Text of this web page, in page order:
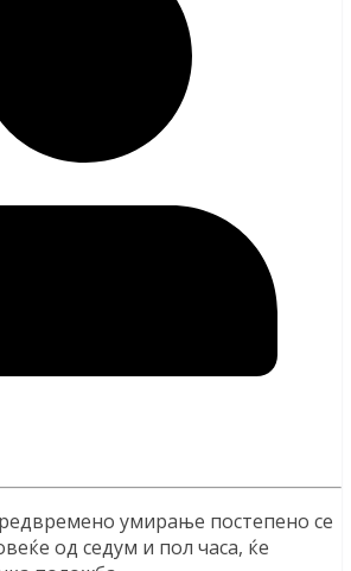
умирање постепено се
од седум и пол часа, ќе